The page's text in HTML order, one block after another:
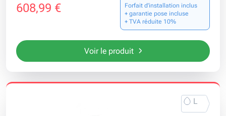
608,99 €
Forfait d’installation inclus
+ garantie pose incluse
+ TVA réduite 10%
Voir le produit
L